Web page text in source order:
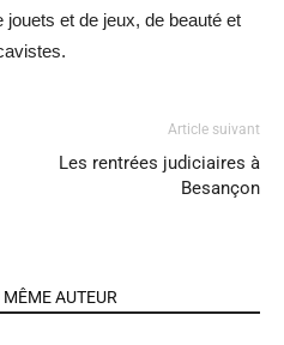
et de jeux, de beauté et
Article suivant
Les rentrées judiciaires à
Besançon
MÊME AUTEUR